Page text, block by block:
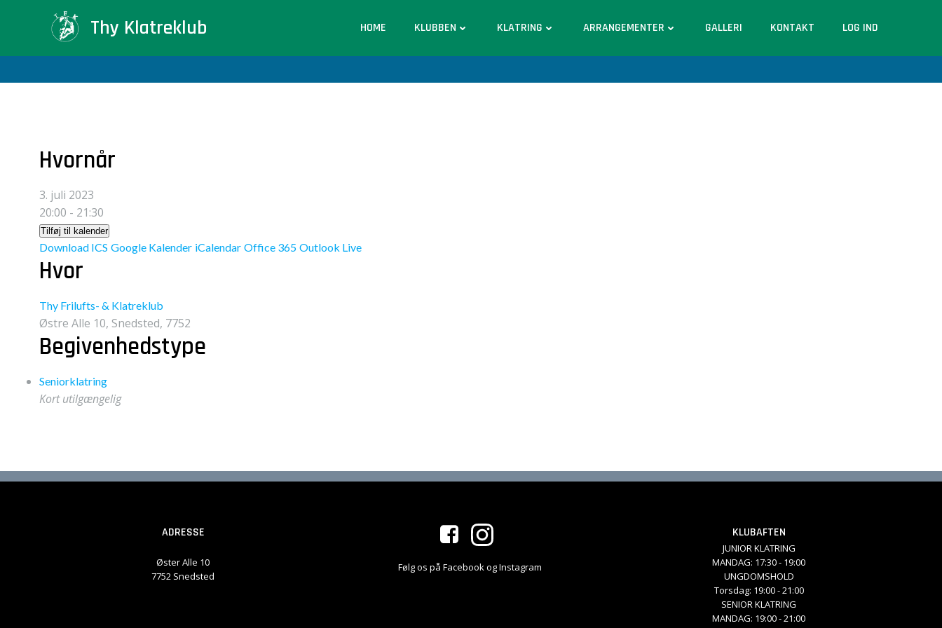
Thy Klatreklub HOME KLUBBEN KLATRING ARRANGEMENTER GALLERI KONTAKT LOG IND
Hvornår
3. juli 2023
20:00 - 21:30
Tilføj til kalender
Download ICS Google Kalender iCalendar Office 365 Outlook Live
Hvor
Thy Frilufts- & Klatreklub
Østre Alle 10, Snedsted, 7752
Begivenhedstype
Seniorklatring
Kort utilgængelig
ADRESSE
Øster Alle 10
7752 Snedsted
Følg os på Facebook og Instagram
KLUBAFTEN
JUNIOR KLATRING
MANDAG: 17:30 - 19:00
UNGDOMSHOLD
Torsdag: 19:00 - 21:00
SENIOR KLATRING
MANDAG: 19:00 - 21:00